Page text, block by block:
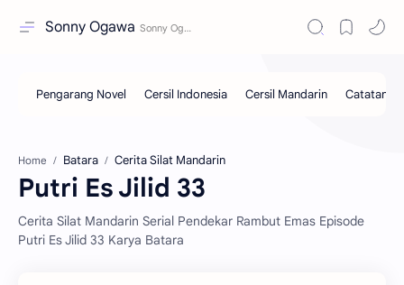
Sonny Ogawa
Home Batara Cerita Silat Mandarin
Putri Es Jilid 33
Cerita Silat Mandarin Serial Pendekar Rambut Emas Episode
Putri Es Jilid 33 Karya Batara